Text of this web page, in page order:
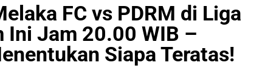
FC vs PDRM di Liga
Ini Jam 20.00 WIB –
Siapa Teratas!